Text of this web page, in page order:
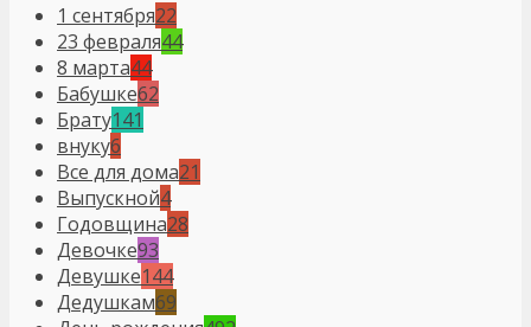
1 сентября22
23 февраля44
8 марта44
Бабушке62
Брату141
внуку6
Все для дома21
Выпускной4
Годовщина28
Девочке93
Девушке144
Дедушкам69